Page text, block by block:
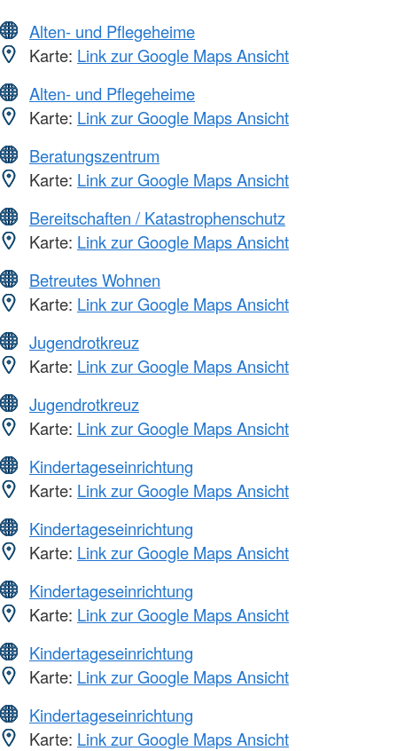
Alten- und Pflegeheime
Karte: Link zur Google Maps Ansicht
Alten- und Pflegeheime
Karte: Link zur Google Maps Ansicht
Beratungszentrum
Karte: Link zur Google Maps Ansicht
Bereitschaften / Katastrophenschutz
Karte: Link zur Google Maps Ansicht
Betreutes Wohnen
Karte: Link zur Google Maps Ansicht
Jugendrotkreuz
Karte: Link zur Google Maps Ansicht
Jugendrotkreuz
Karte: Link zur Google Maps Ansicht
Kindertageseinrichtung
Karte: Link zur Google Maps Ansicht
Kindertageseinrichtung
Karte: Link zur Google Maps Ansicht
Kindertageseinrichtung
Karte: Link zur Google Maps Ansicht
Kindertageseinrichtung
Karte: Link zur Google Maps Ansicht
Kindertageseinrichtung
Karte: Link zur Google Maps Ansicht